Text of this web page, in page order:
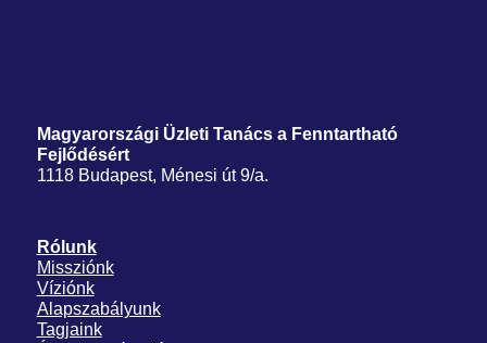
Magyarországi Üzleti Tanács a Fenntartható
Fejlődésért
1118 Budapest, Ménesi út 9/a.
Rólunk
Missziónk
Víziónk
Alapszabályunk
Tagjaink